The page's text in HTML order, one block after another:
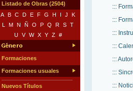
Listado de Obras (2504)
A
B C D E F G H I J
K
L
M N Ñ O P Q R S T
U
V W X Y Z #
Formaciones
Formaciones usuales
Nuevos Títulos
:::
:::
:::
:::
:::
:::
:::